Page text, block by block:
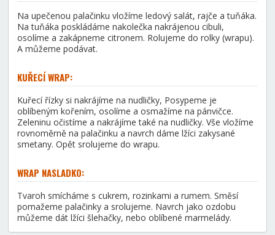
Na upečenou palačinku vložíme ledový salát, rajče a tuňáka.
Na tuňáka poskládáme nakolečka nakrájenou cibuli,
osolíme a zakápneme citronem. Rolujeme do rolky (wrapu).
A můžeme podávat.
KUŘECÍ WRAP:
Kuřecí řízky si nakrájíme na nudličky, Posypeme je
oblíbeným kořením, osolíme a osmažíme na pánvičce.
Zeleninu očistíme a nakrájíme také na nudličky. Vše vložíme
rovnoměrně na palačinku a navrch dáme lžíci zakysané
smetany. Opět srolujeme do wrapu.
WRAP NASLADKO:
Tvaroh smícháme s cukrem, rozinkami a rumem. Směsí
pomažeme palačinky a srolujeme. Navrch jako ozdobu
můžeme dát lžíci šlehačky, nebo oblíbené marmelády.